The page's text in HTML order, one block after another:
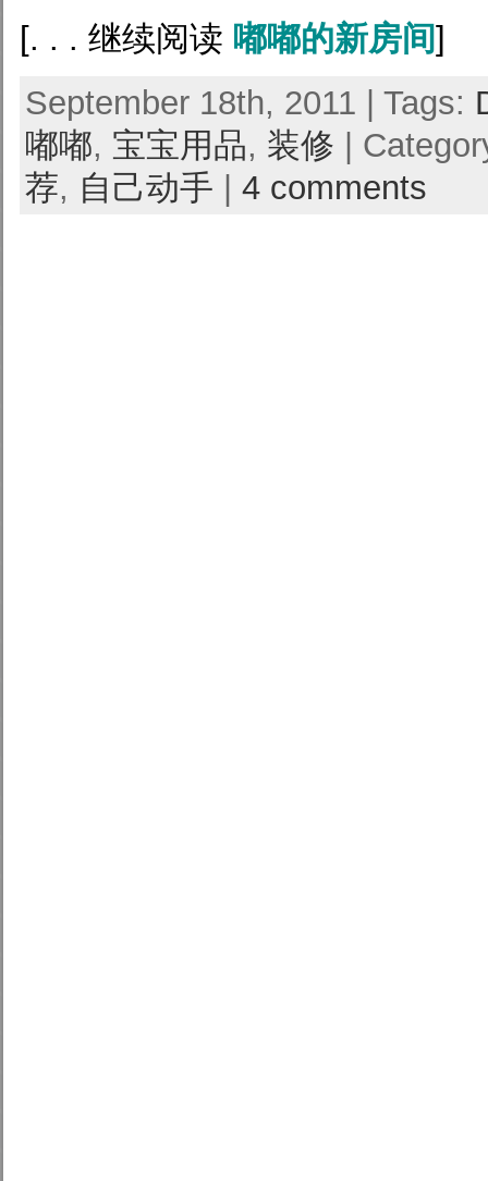
[. . . 继续阅读 嘟嘟的新房间]
September 18th, 2011 | Tags:
嘟嘟, 宝宝用品, 装修 |
荐, 自己动手 4 comments